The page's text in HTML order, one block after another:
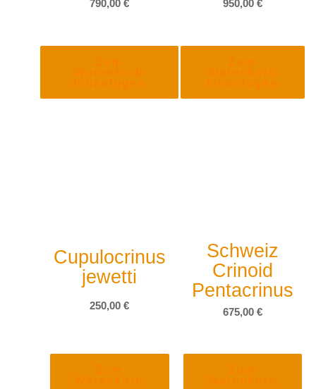
790,00€ 950,00 €
Cupulocrinus
jewetti
250,00€
Schweiz
Crinoid
Pentacrinus
675,00 €